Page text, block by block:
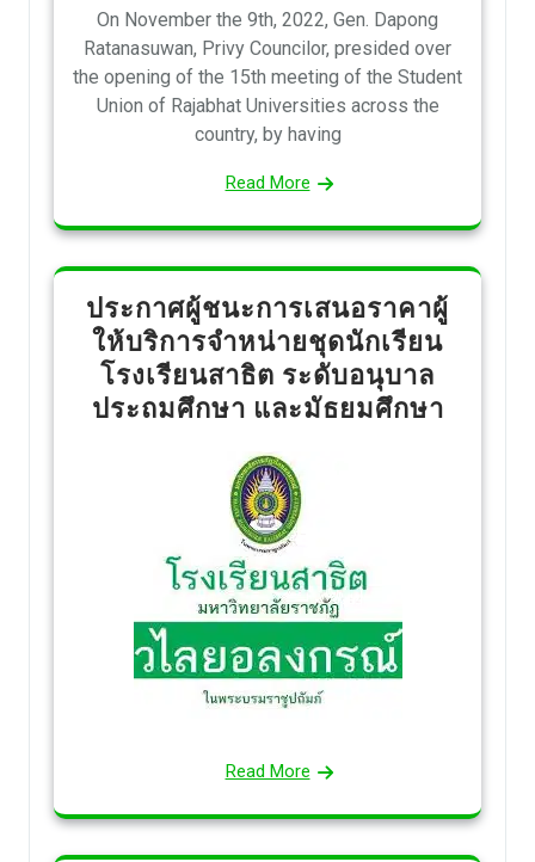
On November the 9th, 2022, Gen. Dapong
Ratanasuwan, Privy Councilor, presided over
the opening of the 15th meeting of the Student
Union of Rajabhat Universities across the
country, by having
Read More
ประกาศผู้ชนะการเสนอราคาผู้
ให้บริการจำหน่ายชุดนักเรียน
โรงเรียนสาธิต ระดับอนุบาล
ประถมศึกษา และมัธยมศึกษา
Read More